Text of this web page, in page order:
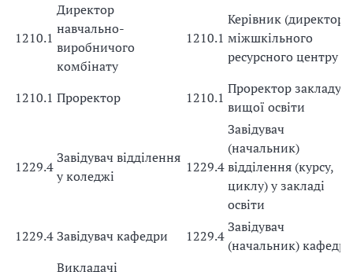
1210.1
Директор
навчально-
виробничого
комбінату
1210.1
Керівник (директор)
міжшкільного
ресурсного центру
1210.1 Проректор 1210.1
Проректор закладу
вищої освіти
1229.4
Завідувач відділення
у коледжі
1229.4
Завідувач
(начальник)
відділення (курсу,
циклу) у закладі
освіти
1229.4Завідувач кафедри 1229.4
Завідувач
(начальник) кафедри
Викладачі